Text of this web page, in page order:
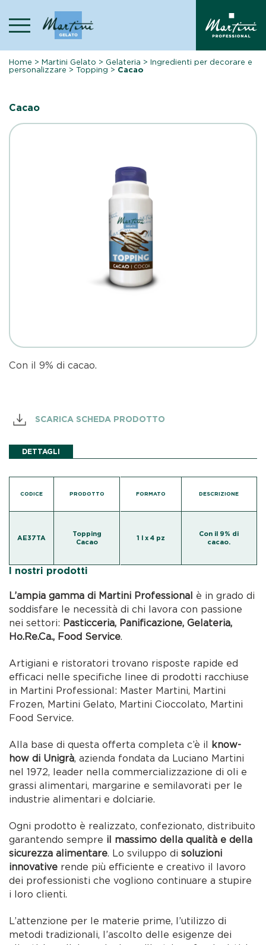
content
Home >Martini Gelato > Gelateria >Ingredienti per decorare e
personalizzare >Topping > Cacao
Cacao
Con il 9% di cacao.
SCARICA SCHEDA PRODOTTO
DETTAGLI
CODICE PRODOTTO
AE37TA
Topping
Cacao
FORMATO DESCRIZIONE
1 l x 4 pz
Con il 9% di
cacao.
I nostri prodotti
L’ampia gamma di Martini Professional è in grado di
soddisfare le necessità di chi lavora con passione
nei settori: Pasticceria, Panificazione, Gelateria,
Ho.Re.Ca., Food Service.
Artigiani e ristoratori trovano risposte rapide ed
efficaci nelle specifiche linee di prodotti racchiuse
in Martini Professional: Master Martini, Martini
Frozen, Martini Gelato, Martini Cioccolato, Martini
Food Service.
Alla base di questa offerta completa c’è il know-
how di Unigrà, azienda fondata da Luciano Martini
nel 1972, leader nella commercializzazione di oli e
grassi alimentari, margarine e semilavorati per le
industrie alimentari e dolciarie.
Ogni prodotto è realizzato, confezionato, distribuito
garantendo sempre il massimo della qualità e della
sicurezza alimentare. Lo sviluppo disoluzioni
innovative rende più efficiente e creativo il lavoro
dei professionisti che vogliono continuare a stupire
i loro clienti.
L’attenzione per le materie prime, l’utilizzo di
metodi tradizionali, l’ascolto delle esigenze dei